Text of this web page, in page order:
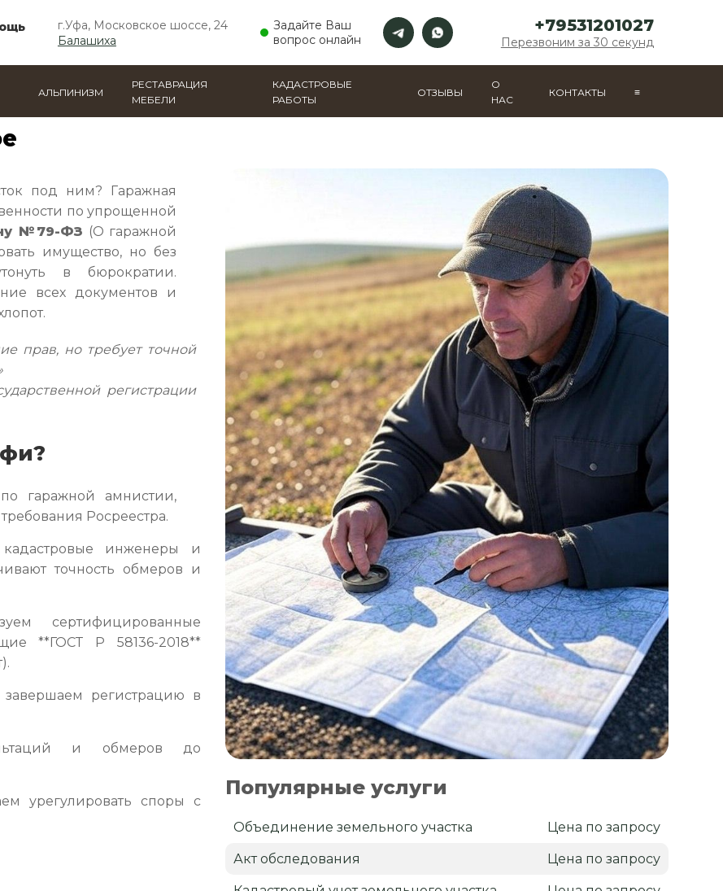
г.Уфа, Московское шоссе, 24
Балашиха
Задайте Ваш
вопрос онлайн
+79531201027
Перезвоним за 30 секунд
АЛЬПИНИЗМ
РЕСТАВРАЦИЯ
МЕБЕЛИ
КАДАСТРОВЫЕ
РАБОТЫ
ОТЗЫВЫ
О
НАС
КОНТАКТЫ ≡
под ним? Гаражная
по упрощенной
№79-ФЗ (О гаражной
имущество, но без
в бюрократии.
всех документов и
прав, но требует точной
регистрации
гаражной амнистии,
Росреестра.
инженеры и
точность обмеров и
сертифицированные
**ГОСТ Р 58136-2018**
регистрацию в
и обмеров до
урегулировать споры с
Популярные услуги
Объединение земельного участка Цена по запросу
Акт обследования Цена по запросу